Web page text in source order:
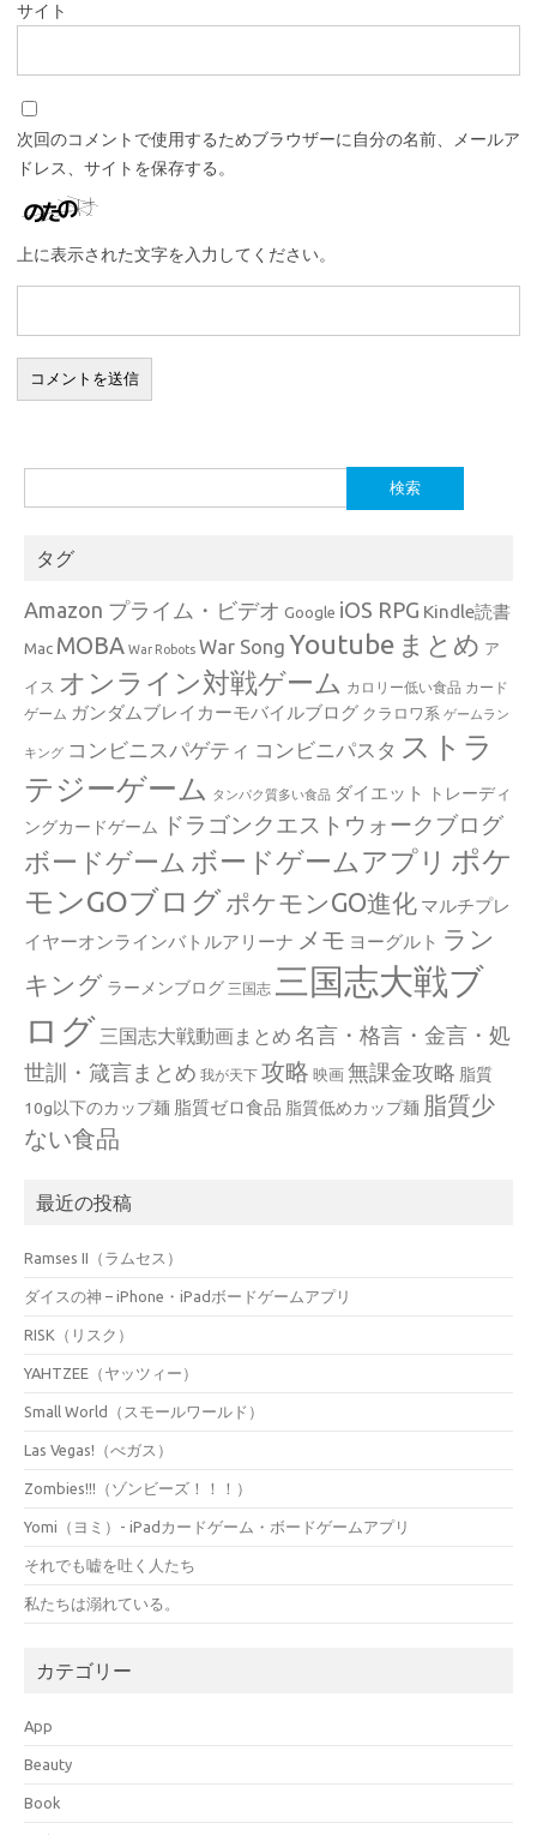
サイト
次回のコメントで使用するためブラウザーに自分の名前、メールア
ドレス、サイトを保存する。
上に表示された文字を入力してください。
索:
タグ
Amazon プライム・ビデオ Google iOS RPG Kindle読書
Mac MOBA War Robots War Song Youtube まとめ ア
イス オンライン対戦ゲーム カロリー低い食品 カード
ゲーム ガンダムブレイカーモバイルブログ クラロワ系 ゲームラン
キング コンビニスパゲティ コンビニパスタ ストラ
テジーゲーム
タンパク質多い食品 ダイエット
トレーディ
ングカードゲーム
ドラゴンクエストウォークブログ
ボードゲーム ボードゲームアプリ ポケ
モンGOブログポケモンGO進化 マルチプレ
イヤーオンラインバトルアリーナ メモ ヨーグルト ラン
キング ラーメンブログ 三国志 三国志大戦ブ
ログ 三国志大戦動画まとめ 名言・格言・金言・処
世訓・箴言まとめ 我が天下 攻略 映画 無課金攻略 脂質
10g以下のカップ麺 脂質ゼロ食品 脂質低めカップ麺 脂質少
ない食品
最近の投稿
Ramses II（ラムセス）
ダイスの神 – iPhone・iPadボードゲームアプリ
RISK（リスク）
YAHTZEE（ヤッツィー）
Small World（スモールワールド）
Las Vegas!（べガス）
Zombies!!!（ゾンビーズ！！！）
Yomi（ヨミ）- iPadカードゲーム・ボードゲームアプリ
それでも嘘を吐く人たち
私たちは溺れている。
カテゴリー
App
Beauty
Book